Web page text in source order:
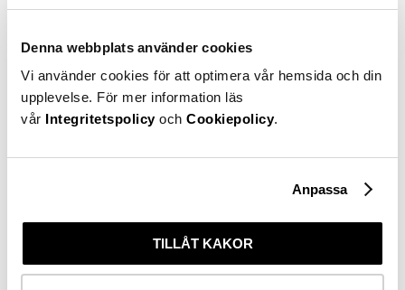
Denna webbplats använder cookies
Vi använder cookies för att optimera vår hemsida och din
upplevelse. För mer information läs
vår Integritetspolicy och Cookiepolicy.
Anpassa
TILLÅT KAKOR
Snillen spekulerar om långsiktigt
sparande, sparmål och inte minst
om osteopater!
podcasts